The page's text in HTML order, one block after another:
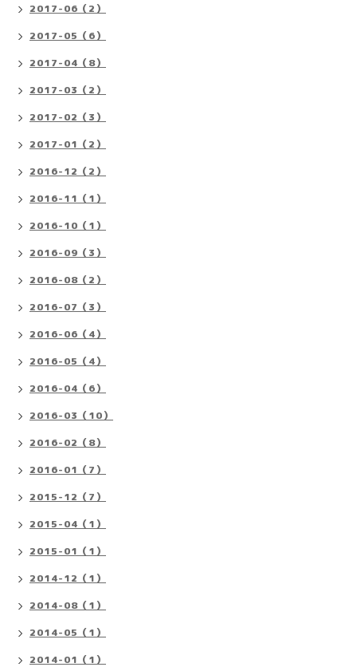
2017-06（2）
2017-05（6）
2017-04（8）
2017-03（2）
2017-02（3）
2017-01（2）
2016-12（2）
2016-11（1）
2016-10（1）
2016-09（3）
2016-08（2）
2016-07（3）
2016-06（4）
2016-05（4）
2016-04（6）
2016-03（10）
2016-02（8）
2016-01（7）
2015-12（7）
2015-04（1）
2015-01（1）
2014-12（1）
2014-08（1）
2014-05（1）
2014-01（1）